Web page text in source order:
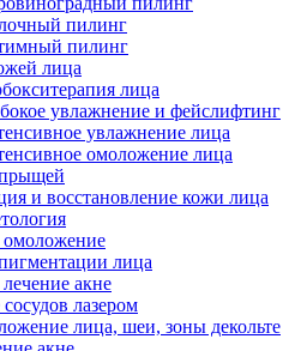
пилинг
пилинг
лица
лица
увлажнение и фейслифтинг
увлажнение лица
омоложение лица
и восстановление кожи лица
омоложение
лица
акне
лазером
лица, шеи, зоны декольте